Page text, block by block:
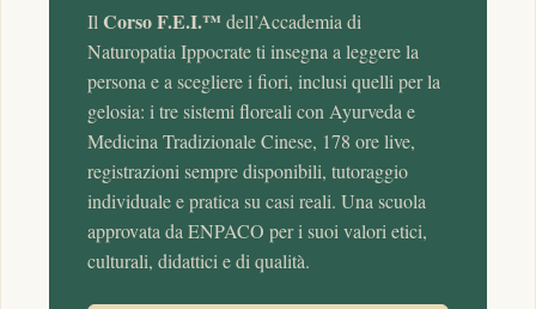
IlCorso F.E.I.™ dell’Accademia di
Naturopatia Ippocrate ti insegna a leggere la
persona e a scegliere i fiori, inclusi quelli per la
gelosia: i tre sistemi floreali con Ayurveda e
Medicina Tradizionale Cinese, 178 ore live,
registrazioni sempre disponibili, tutoraggio
individuale e pratica su casi reali. Una scuola
approvata da ENPACO per i suoi valori etici,
culturali, didattici e di qualità.